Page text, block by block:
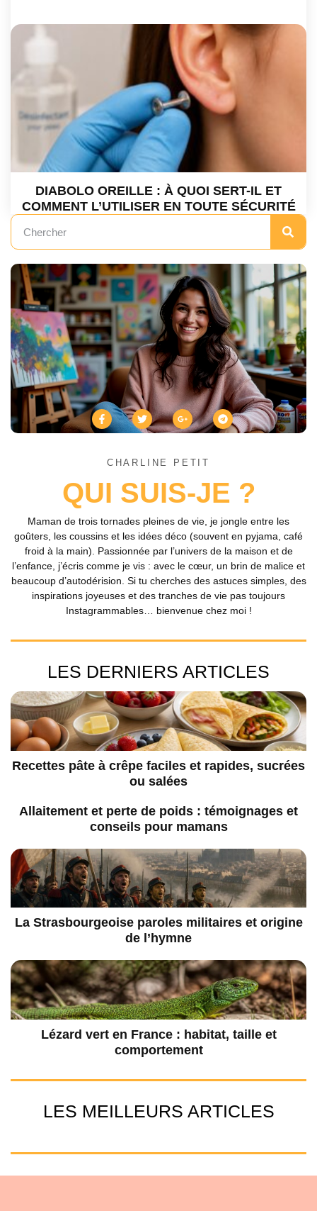
DIABOLO OREILLE : À QUOI SERT-IL ET
COMMENT L’UTILISER EN TOUTE SÉCURITÉ
CHARLINE PETIT
QUI SUIS-JE ?
Maman de trois tornades pleines de vie, je jongle entre les
goûters, les coussins et les idées déco (souvent en pyjama, café
froid à la main). Passionnée par l’univers de la maison et de
l’enfance, j’écris comme je vis : avec le cœur, un brin de malice et
beaucoup d’autodérision. Si tu cherches des astuces simples, des
inspirations joyeuses et des tranches de vie pas toujours
Instagrammables… bienvenue chez moi !
LES DERNIERS ARTICLES
Recettes pâte à crêpe faciles et rapides, sucrées
ou salées
Allaitement et perte de poids : témoignages et
conseils pour mamans
La Strasbourgeoise paroles militaires et origine
de l’hymne
Lézard vert en France : habitat, taille et
comportement
LES MEILLEURS ARTICLES